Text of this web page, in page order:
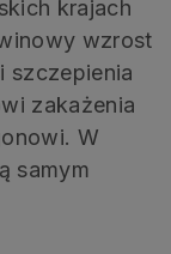
krajach
wzrost
szczepienia
zakażenia
W
samym